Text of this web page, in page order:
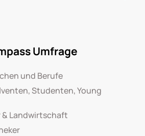
Umfrage
und Berufe
Studenten, Young
Landwirtschaft